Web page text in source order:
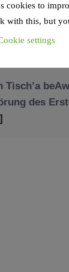
JÜDISCHE
5786
Tisch’a
des
cookies to
with this, but
settings